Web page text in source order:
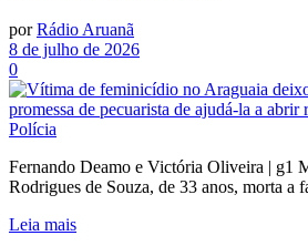
por Rádio Aruanã
8 de julho de 2026
0
Polícia
Fernando Deamo e Victória Oliveira | g1
Rodrigues de Souza, de 33 anos, morta a
Leia mais